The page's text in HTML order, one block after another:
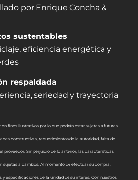
por Enrique Concha &
sustentables
eficiencia energética y
respaldada
seriedad y trayectoria
fines ilustrativos por lo que podrán estar sujetas a futuras
constructivas, requerimientos de la autoridad, falta de
proveedor. Sin perjuicio de lo anterior, las características
sujetas a cambios. Al momento de efectuar su compra,
especificaciones de la unidad de su interés. Con nuestros